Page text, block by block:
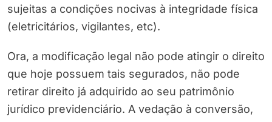
sujeitas a condições nocivas à integridade física
(eletricitários, vigilantes, etc).
Ora, a modificação legal não pode atingir o direito
que hoje possuem tais segurados, não pode
retirar direito já adquirido ao seu patrimônio
jurídico previdenciário. A vedação à conversão,